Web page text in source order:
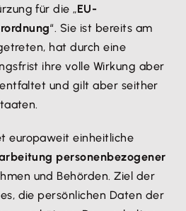
für die „EU-
“. Sie ist bereits am
hat durch eine
ihre volle Wirkung aber
und gilt aber seither
europaweit einheitliche
personenbezogener
und Behörden. Ziel der
die persönlichen Daten der